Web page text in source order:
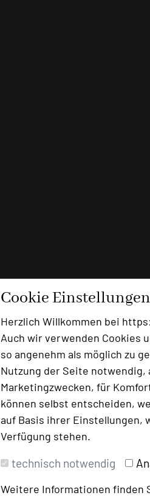
Cookie
Herzlich Willkommen bei
Auch wir verwenden Cookies
so angenehm als möglich zu
Nutzung der Seite
Marketingzwecken, für
können selbst entscheiden,
auf Basis ihrer Einstellungen,
Verfügung stehen.
technisch notwendig
Weitere Informationen finden